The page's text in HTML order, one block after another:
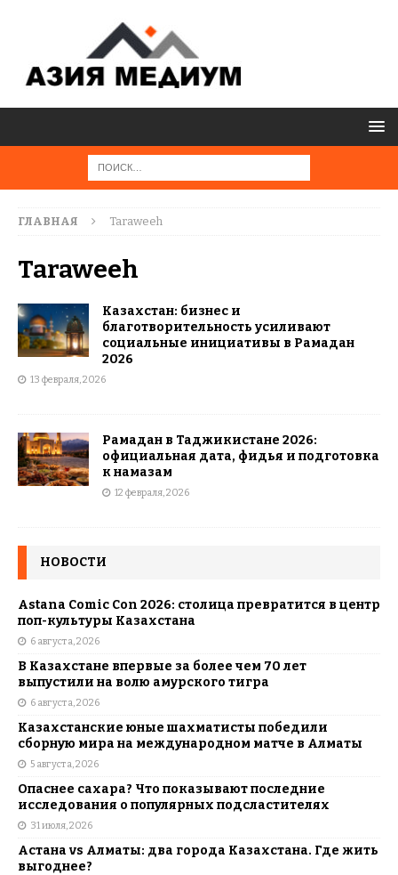
ГЛАВНАЯ Taraweeh
Taraweeh
Казахстан: бизнес и
благотворительность усиливают
социальные инициативы в Рамадан
2026
13 февраля, 2026
Рамадан в Таджикистане 2026:
официальная дата, фидья и подготовка
к намазам
12 февраля, 2026
НОВОСТИ
Astana Comic Con 2026: столица превратится в центр
поп-культуры Казахстана
6 августа, 2026
В Казахстане впервые за более чем 70 лет
выпустили на волю амурского тигра
6 августа, 2026
Казахстанские юные шахматисты победили
сборную мира на международном матче в Алматы
5 августа, 2026
Опаснее сахара? Что показывают последние
исследования о популярных подсластителях
31 июля, 2026
Астана vs Алматы: два города Казахстана. Где жить
выгоднее?